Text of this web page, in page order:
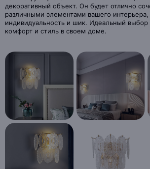
декоративный объект. Он будет отлично
различными элементами вашего интерьера,
индивидуальность и шик. Идеальный выбор
комфорт и стиль в своем доме.